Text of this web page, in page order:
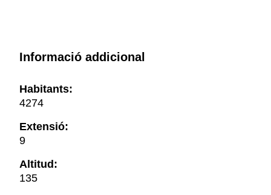
Informació addicional
Habitants:
4274
Extensió:
9
Altitud:
135